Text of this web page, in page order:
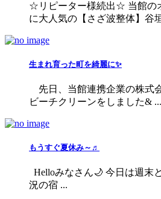
☆リピーター様続出☆ 当館の
に大人気の【さざ波整体】谷
生まれ育った町を綺麗に✨
先日、当館連携企業の株式
ビーチクリーンをしました& ...
もうすぐ夏休み～♬
Helloみなさん🌙 今日は週末
況の宿 ...